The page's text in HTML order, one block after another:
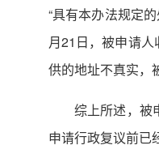
“具有本办法规定
月21日，被申请
供的地址不真实
综上所述，被
申请行政复议前已